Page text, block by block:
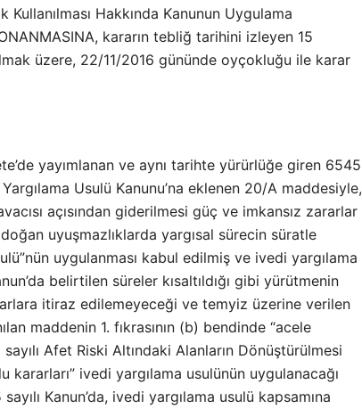
Kullanılması Hakkında Kanunun Uygulama
kararın tebliğ tarihini izleyen 15
üzere, 22/11/2016 gününde oyçokluğu ile karar
yayımlanan ve aynı tarihte yürürlüğe giren 6545
Usulü Kanunu’na eklenen 20/A maddesiyle,
açısından giderilmesi güç ve imkansız zararlar
uyuşmazlıklarda yargısal sürecin süratle
uygulanması kabul edilmiş ve ivedi yargılama
belirtilen süreler kısaltıldığı gibi yürütmenin
itiraz edilemeyeceği ve temyiz üzerine verilen
maddenin 1. fıkrasının (b) bendinde “acele
Afet Riski Altındaki Alanların Dönüştürülmesi
kararları” ivedi yargılama usulünün uygulanacağı
Kanun’da, ivedi yargılama usulü kapsamına